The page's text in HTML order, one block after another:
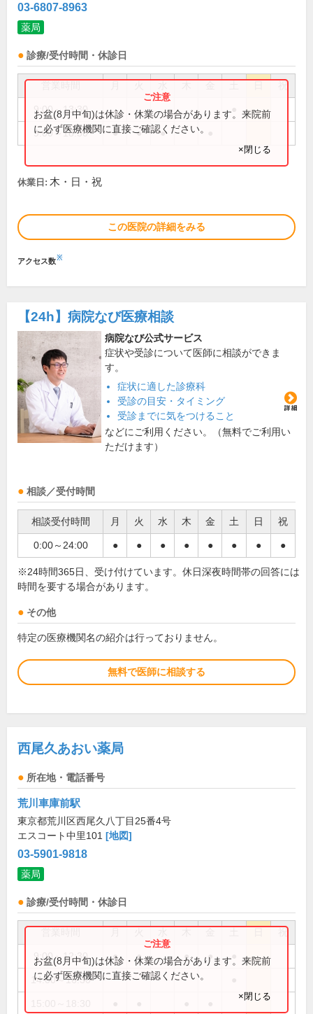
03-6807-8963
薬局
診療/受付時間・休診日
祝
9:00～13:30
9:00～18:30 ● ● ●
お盆(8月中旬)は休診・休業の場合があります。来院前
に必ず医療機関に直接ご確認ください。
×閉じる
休業日: 木・日・祝
この医院の詳細をみる
アクセス数※
【24h】 病院なび医療相談
病院なび公式サービス
症状や受診について医師に相談ができま
す。
症状に適した診療科
受診の目安・タイミング
受診までに気をつけること
などにご利用ください。（無料でご利用い
ただけます）
相談／受付時間
相談受付時間 月 火 水 木 金 土 日 祝
0:00～24:00 ● ● ● ● ● ● ● ●
※24時間365日、受け付けています。休日深夜時間帯の回答には
時間を要する場合があります。
その他
特定の医療機関名の紹介は行っておりません。
無料で医師に相談する
西尾久あおい薬局
所在地・電話番号
荒川車庫前駅
東京都荒川区西尾久八丁目25番4号
エスコート中里101 [地図]
03-5901-9818
薬局
診療/受付時間・休診日
祝
9:00～12:30 ● ● ● ●
14:00～16:30
お盆(8月中旬)は休診・休業の場合があります。来院前
に必ず医療機関に直接ご確認ください。
×閉じる